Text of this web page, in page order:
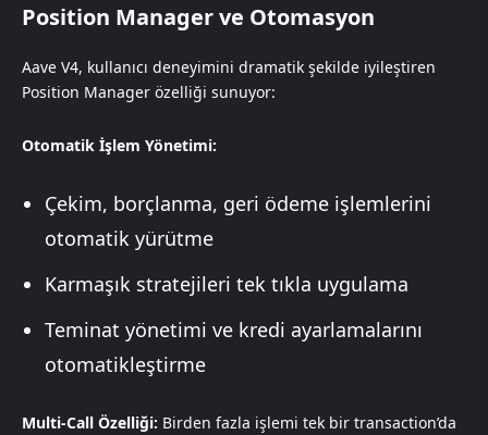
Position Manager ve Otomasyon
Aave V4, kullanıcı deneyimini dramatik şekilde iyileştiren
Position Manager özelliği sunuyor:
Otomatik İşlem Yönetimi:
Çekim, borçlanma, geri ödeme işlemlerini
otomatik yürütme
Karmaşık stratejileri tek tıkla uygulama
Teminat yönetimi ve kredi ayarlamalarını
otomatikleştirme
Multi-Call Özelliği: Birden fazla işlemi tek bir transaction’da